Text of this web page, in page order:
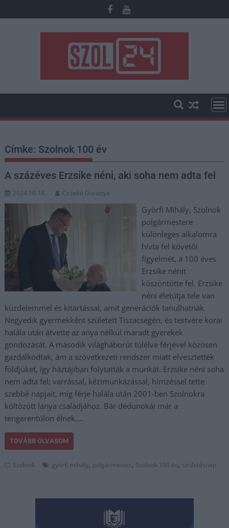
to
Címke: Szolnok 100 év
A százéves Erzsike néni, aki soha nem adta fel
2024.10.18. Czapkó Dorottya
Györfi Mihály, Szolnok
polgármestere
különleges alkalomra
hívta fel követői
figyelmét, a 100 éves
Erzsike nénit
köszöntötte fel. Erzsike
néni életútja tele van
küzdelemmel és kitartással, amit generációk tanulhatnak.
Negyedik gyermekként született Tiszacsegén, és testvére korai
halála után átvette az anya nélkül maradt gyerekek
gondozását. A második világháborút túlélve férjével közösen
gazdálkodtak, ám a szövetkezeti rendszer miatt elvesztették
földjüket, így háztájiban folytatták a munkát. Erzsike néni soha
nem adta fel; varrással, kézimunkázással, hímzéssel tette
szebbé napjait, míg férje halála után 2001-ben Szolnokra
költözött lánya családjához. Bár dédunokái már a
tengerentúlon élnek,…
TOVÁBB OLVASOM
Szolnok györfi mihály, polgármester, Szolnok 100 év, születésnap